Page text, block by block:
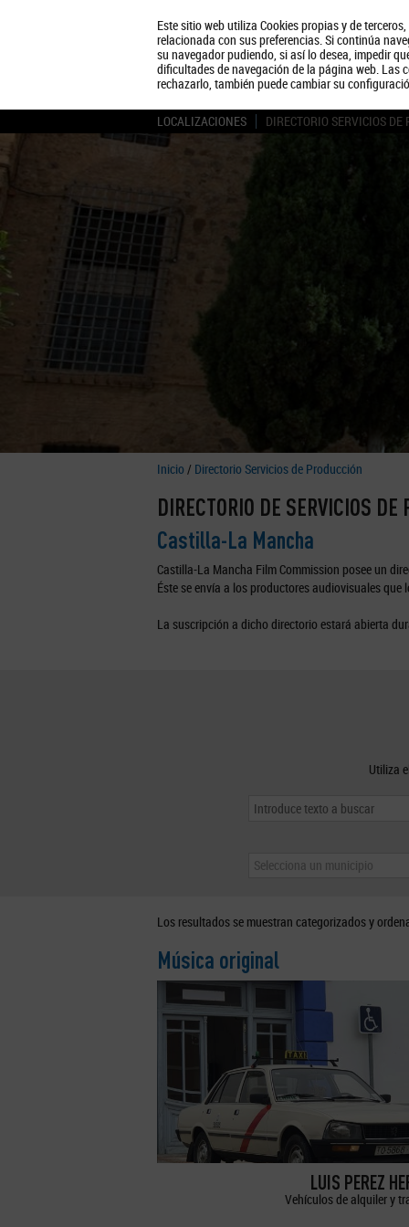
Este sitio web utiliza Cookies propias y de
relacionada con sus preferencias. Si continúa
su navegador pudiendo, si así lo desea, impedir
dificultades de navegación de la página web. Las
rechazarlo, también puede cambiar su
LOCALIZACIONES DIRECTORIO SERVICIOS DE
Inicio / Directorio Servicios de Producción
DIRECTORIO DE SERVICIOS DE
Castilla-La Mancha
Castilla-La Mancha Film Commission posee un
Éste se envía a los productores audiovisuales que
La suscripción a dicho directorio estará abierta
Utiliza
Selecciona un municipio
Los resultados se muestran categorizados y
Música original
LUIS PEREZ
Vehículos de alquiler y